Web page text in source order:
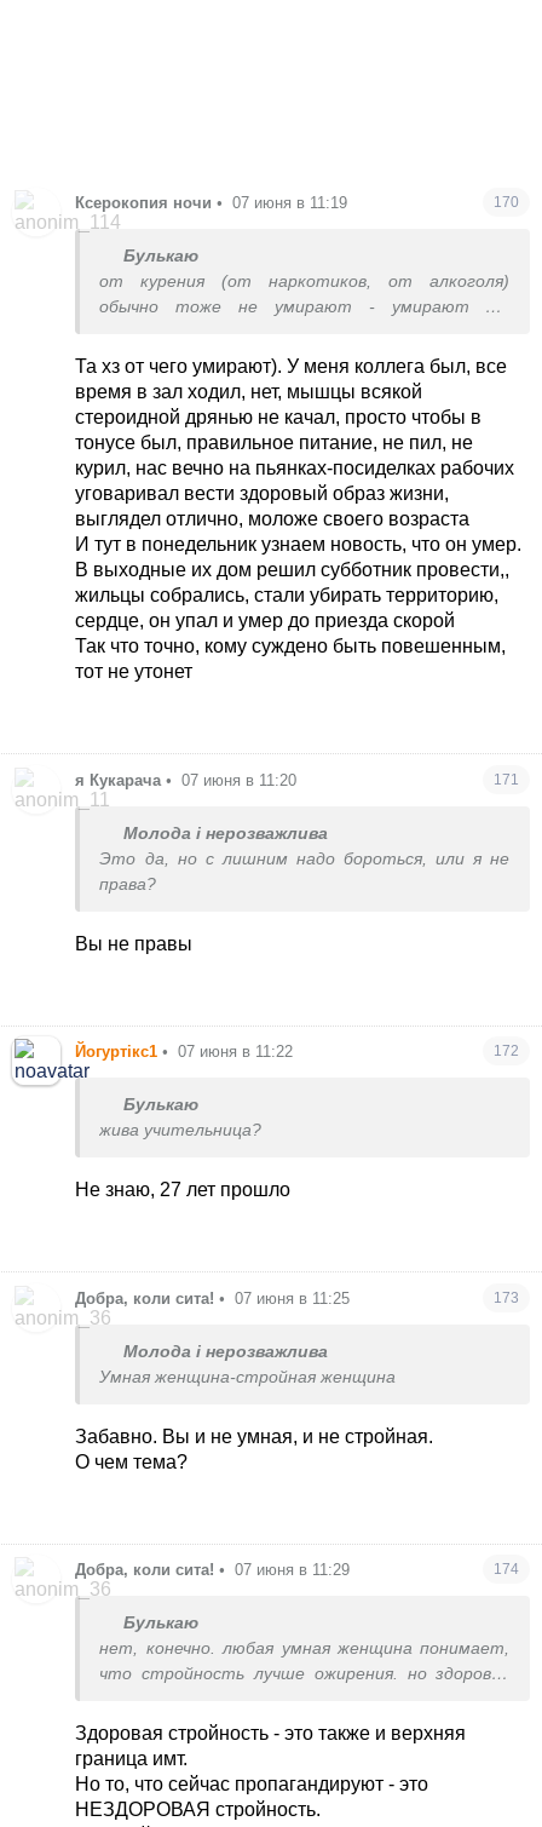
Ксерокопия ночи • 07 июня в 11:19 170
Булькаю
от курения (от наркотиков, от алкоголя)
обычно тоже не умирают - умирают от
Та хз от чего умирают). У меня коллега был, все
время в зал ходил, нет, мышцы всякой
стероидной дрянью не качал, просто чтобы в
тонусе был, правильное питание, не пил, не
курил, нас вечно на пьянках-посиделках рабочих
уговаривал вести здоровый образ жизни,
выглядел отлично, моложе своего возраста
И тут в понедельник узнаем новость, что он умер.
В выходные их дом решил субботник провести,,
жильцы собрались, стали убирать территорию,
сердце, он упал и умер до приезда скорой
Так что точно, кому суждено быть повешенным,
тот не утонет
я Кукарача • 07 июня в 11:20 171
Молода і нерозважлива
Это да, но с лишним надо бороться, или я не
права?
Вы не правы
Йогуртікс1 • 07 июня в 11:22 172
Булькаю
жива учительница?
Не знаю, 27 лет прошло
Добра, коли сита! • 07 июня в 11:25 173
Молода і нерозважлива
Умная женщина-стройная женщина
Забавно. Вы и не умная, и не стройная.
О чем тема?
Добра, коли сита! • 07 июня в 11:29 174
Булькаю
нет, конечно. любая умная женщина понимает,
что стройность лучше ожирения. но здоровая
а такое мало кто осилит. проще жрать
вёдрами и рассказывать про бодипозитив,
принятие себя и фэтшейминг.
Здоровая стройность - это также и верхняя
граница имт.
Но то, что сейчас пропагандируют - это
НЕЗДОРОВАЯ стройность.